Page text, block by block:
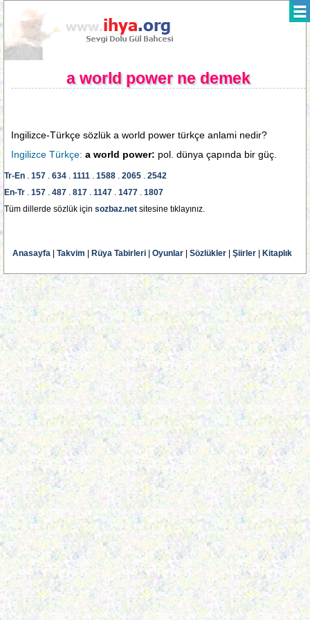
a world power ne demek
Ingilizce-Türkçe sözlük a world power türkçe anlami nedir?
Ingilizce Türkçe: a world power: pol. dünya çapında bir güç.
Tr-En . 157 . 634 . 1111 . 1588 . 2065 . 2542
En-Tr . 157 . 487 . 817 . 1147 . 1477 . 1807
Tüm dillerde sözlük için sozbaz.net sitesine tıklayınız.
Anasayfa Takvim Rüya Tabirleri Oyunlar Sözlükler Şiirler Kitaplık